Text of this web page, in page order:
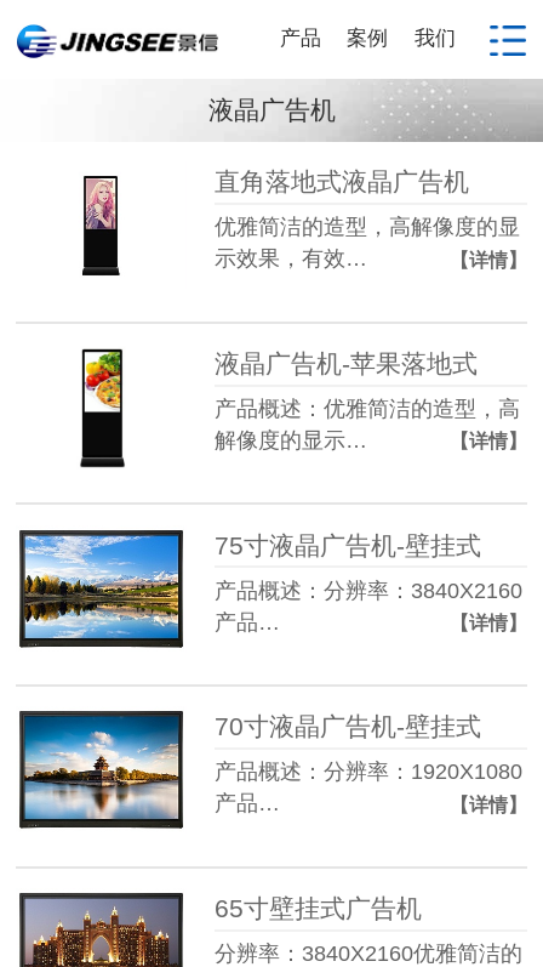
产品 案例 我们
液晶广告机
直角落地式液晶广告机
优雅简洁的造型，高解像度的显
示效果，有效…
【详情】
液晶广告机-苹果落地式
产品概述：优雅简洁的造型，高
解像度的显示…
【详情】
75寸液晶广告机-壁挂式
产品概述：分辨率：3840X2160
产品…
【详情】
70寸液晶广告机-壁挂式
产品概述：分辨率：1920X1080
产品…
【详情】
65寸壁挂式广告机
分辨率：3840X2160优雅简洁的